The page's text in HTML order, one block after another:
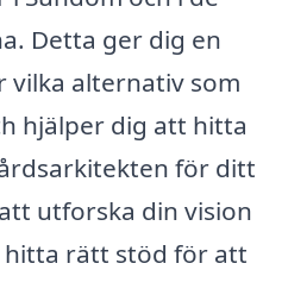
Detta ger dig en
alternativ som
hjälper dig att hitta
för ditt
utforska din vision
rätt stöd för att